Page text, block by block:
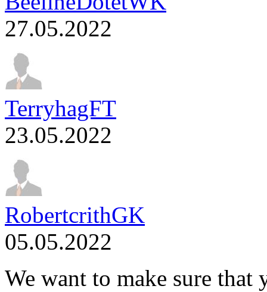
27.05.2022
TerryhagFT
23.05.2022
RobertcrithGK
05.05.2022
We want to make sure